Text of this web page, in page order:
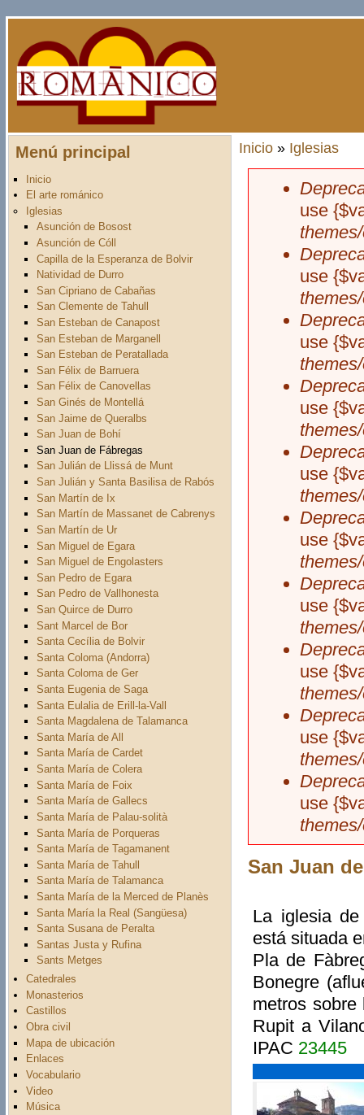
Menú principal
Inicio
El arte románico
Iglesias
Asunción de Bosost
Asunción de Cóll
Capilla de la Esperanza de Bolvir
Natividad de Durro
San Cipriano de Cabañas
San Clemente de Tahull
San Esteban de Canapost
San Esteban de Marganell
San Esteban de Peratallada
San Félix de Barruera
San Félix de Canovellas
San Ginés de Montellá
San Jaime de Queralbs
San Juan de Bohí
San Juan de Fábregas
San Julián de Llissá de Munt
San Julián y Santa Basilisa de Rabós
San Martín de Ix
San Martín de Massanet de Cabrenys
San Martín de Ur
San Miguel de Egara
San Miguel de Engolasters
San Pedro de Egara
San Pedro de Vallhonesta
San Quirce de Durro
Sant Marcel de Bor
Santa Cecília de Bolvir
Santa Coloma (Andorra)
Santa Coloma de Ger
Santa Eugenia de Saga
Santa Eulalia de Erill-la-Vall
Santa Magdalena de Talamanca
Santa María de All
Santa María de Cardet
Santa María de Colera
Santa María de Foix
Santa María de Gallecs
Santa María de Palau-solità
Santa María de Porqueras
Santa María de Tagamanent
Santa María de Tahull
Santa María de Talamanca
Santa María de la Merced de Planès
Santa María la Real (Sangüesa)
Santa Susana de Peralta
Santas Justa y Rufina
Sants Metges
Catedrales
Monasterios
Castillos
Obra civil
Mapa de ubicación
Enlaces
Vocabulario
Video
Música
Usted está aquí
Inicio» Iglesias
Mensaje
use
use
use
use
use
use
use
use
use
use
San Juan
La iglesia
está situada
Pla de
Bonegre
metros
Rupit a
IPAC 23445